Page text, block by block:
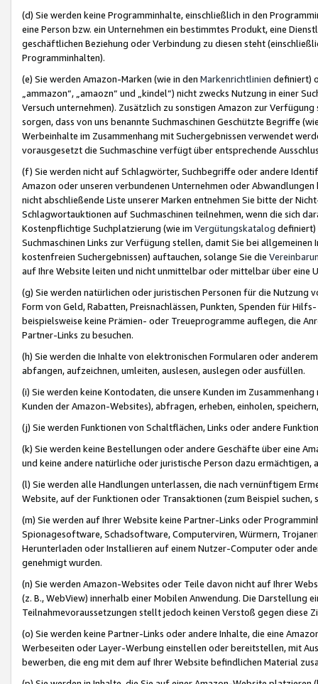
(d) Sie werden keine Programminhalte, einschließlich in den
eine Person bzw. ein Unternehmen ein bestimmtes Produkt, eine
geschäftlichen Beziehung oder Verbindung zu diesen steht
Programminhalten).
(e) Sie werden Amazon-Marken (wie in den Markenrichtlinien definiert)
„ammazon“, „amaozn“ und „kindel“) nicht zwecks Nutzung in einer
Versuch unternehmen). Zusätzlich zu sonstigen Amazon zur
sorgen, dass von uns benannte Suchmaschinen Geschützte Begriffe
Werbeinhalte im Zusammenhang mit Suchergebnissen verwendet
vorausgesetzt die Suchmaschine verfügt über entsprechende
(f) Sie werden nicht auf Schlagwörter, Suchbegriffe oder andere
Amazon oder unseren verbundenen Unternehmen oder
nicht abschließende Liste unserer Marken entnehmen Sie bitte der
Schlagwortauktionen auf Suchmaschinen teilnehmen, wenn die sich
Kostenpflichtige Suchplatzierung (wie im Vergütungskatalog definiert)
Suchmaschinen Links zur Verfügung stellen, damit Sie bei
kostenfreien Suchergebnissen) auftauchen, solange Sie die
auf Ihre Website leiten und nicht unmittelbar oder mittelbar über eine
(g) Sie werden natürlichen oder juristischen Personen für die Nutzung
Form von Geld, Rabatten, Preisnachlässen, Punkten, Spenden für
beispielsweise keine Prämien- oder Treueprogramme auflegen, die
Partner-Links zu besuchen.
(h) Sie werden die Inhalte von elektronischen Formularen oder
abfangen, aufzeichnen, umleiten, auslesen, auslegen oder ausfüllen.
(i) Sie werden keine Kontodaten, die unsere Kunden im
Kunden der Amazon-Websites), abfragen, erheben, einholen,
(j) Sie werden Funktionen von Schaltflächen, Links oder andere
(k) Sie werden keine Bestellungen oder andere Geschäfte über eine
und keine andere natürliche oder juristische Person dazu
(l) Sie werden alle Handlungen unterlassen, die nach vernünftigem
Website, auf der Funktionen oder Transaktionen (zum Beispiel
(m) Sie werden auf Ihrer Website keine Partner-Links oder
Spionagesoftware, Schadsoftware, Computerviren, Würmern,
Herunterladen oder Installieren auf einem Nutzer-Computer oder
genehmigt wurden.
(n) Sie werden Amazon-Websites oder Teile davon nicht auf Ihrer
(z. B., WebView) innerhalb einer Mobilen Anwendung. Die Darstellung
Teilnahmevoraussetzungen stellt jedoch keinen Verstoß gegen diese
(o) Sie werden keine Partner-Links oder andere Inhalte, die eine
Werbeseiten oder Layer-Werbung einstellen oder bereitstellen, mit
bewerben, die eng mit dem auf Ihrer Website befindlichen Material